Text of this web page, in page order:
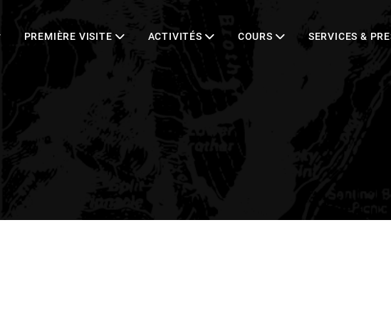
PREMIÈRE VISITE ACTIVITÉS COURS SERVICES &